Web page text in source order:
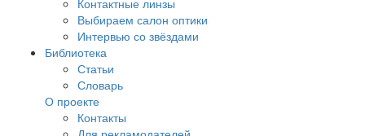
Выбираем салон оптики
Интервью со звёздами
Библиотека
Статьи
Словарь
О проекте
Контакты